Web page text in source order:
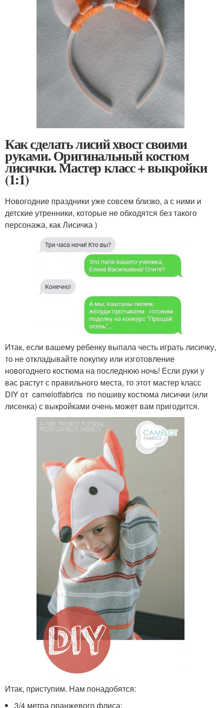
Как сделать лисий хвост своими
руками. Оригинальный костюм
лисички. Мастер класс + выкройки
(1:1)
Новогодние праздники уже совсем близко, а с ними и
детские утренники, которые не обходятся без такого
персонажа, как Лисичка )
Итак, если вашему ребенку выпала честь играть лисичку,
то не откладывайте покупку или изготовление
новогоднего костюма на последнюю ночь! Если руки у
вас растут с правильного места, то этот мастер класс
DIY от camelotfabrics по пошиву костюма лисички (или
лисенка) с выкройками очень может вам пригодится.
Итак, приступим. Нам понадобятся:
3/4 метра оранжевого флиса;